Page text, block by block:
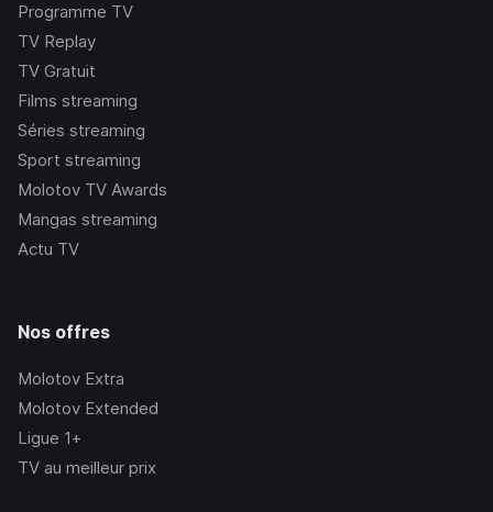
Programme TV
TV Replay
TV Gratuit
Films streaming
Séries streaming
Sport streaming
Molotov TV Awards
Mangas streaming
Actu TV
Nos offres
Molotov Extra
Molotov Extended
Ligue 1+
TV au meilleur prix